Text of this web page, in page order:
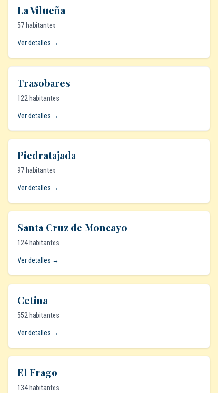
La Vilueña
57 habitantes
Ver detalles →
Trasobares
122 habitantes
Ver detalles →
Piedratajada
97 habitantes
Ver detalles →
Santa Cruz de Moncayo
124 habitantes
Ver detalles →
Cetina
552 habitantes
Ver detalles →
El Frago
134 habitantes